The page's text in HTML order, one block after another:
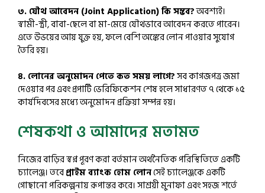
৩. যৌথ আবেদন (Joint Application) কি সম্ভব?অবশ্যই।
স্বামী-স্ত্রী, বাবা-ছেলে বা মা-মেয়ে যৌথভাবে আবেদন করতে পারেন।
এতে উভয়ের আয় যুক্ত হয়, ফলে বেশি অঙ্কের লোন পাওয়ার সুযোগ
তৈরি হয়।
৪. লোনের অনুমোদন পেতে কত সময় লাগে?সব কাগজপত্র জমা
দেওয়ার পর এবং প্রপার্টি ভেরিফিকেশন শেষ হলে সাধারণত ৭ থেকে ১৫
কার্যদিবসের মধ্যে অনুমোদন প্রক্রিয়া সম্পন্ন হয়।
শেষকথা ও আমাদের মতামত
নিজের বাড়ির স্বপ্ন পূরণ করা বর্তমান অর্থনৈতিক পরিস্থিতিতে একটি
চ্যালেঞ্জ। তবেপ্রাইম ব্যাংক হোম লোনসেই চ্যালেঞ্জকে একটি
গোছানো পরিকল্পনায় রূপান্তর করে। সাশ্রয়ী মুনাফা এবং সহজ শর্তে